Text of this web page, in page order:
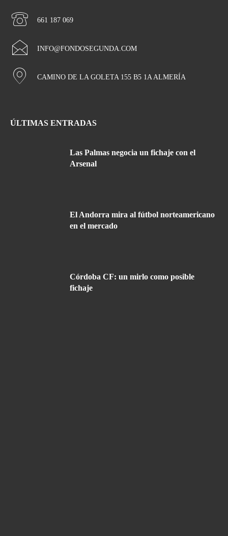
661 187 069
INFO@FONDOSEGUNDA.COM
CAMINO DE LA GOLETA 155 B5 1A ALMERÍA
ÚLTIMAS ENTRADAS
Las Palmas negocia un fichaje con el
Arsenal
El Andorra mira al fútbol norteamericano
en el mercado
Córdoba CF: un mirlo como posible
fichaje